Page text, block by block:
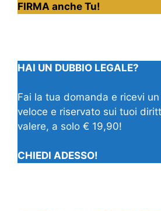
FIRMA anche Tu!
HAI UN DUBBIO LEGALE?
Fai la tua domanda e ricevi
veloce e riservato sui tuoi
valere, a solo € 19,90!
CHIEDI ADESSO!